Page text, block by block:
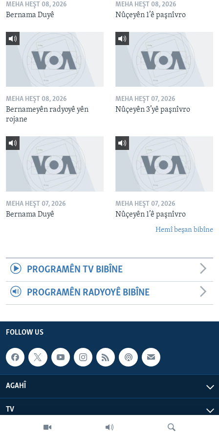
MEHA HEŞT 08, 2026
Bernama Duyê
MEHA HEŞT 08, 2026
Nûçeyên 1’ê paşnîvro
MEHA HEŞT 08, 2026
Bernameyên radyoyê yên
rojane
MEHA HEŞT 07, 2026
Nûçeyên 3’yê paşnîvro
MEHA HEŞT 07, 2026
Bernama Duyê
MEHA HEŞT 07, 2026
Nûçeyên 1’ê paşnîvro
Hemî beşan bibîne
PROGRAMÊN TV BIBÎNE
PROGRAMÊN RADYOYÊ BIBÎNE
FOLLOW US
AGAHÎ
TV